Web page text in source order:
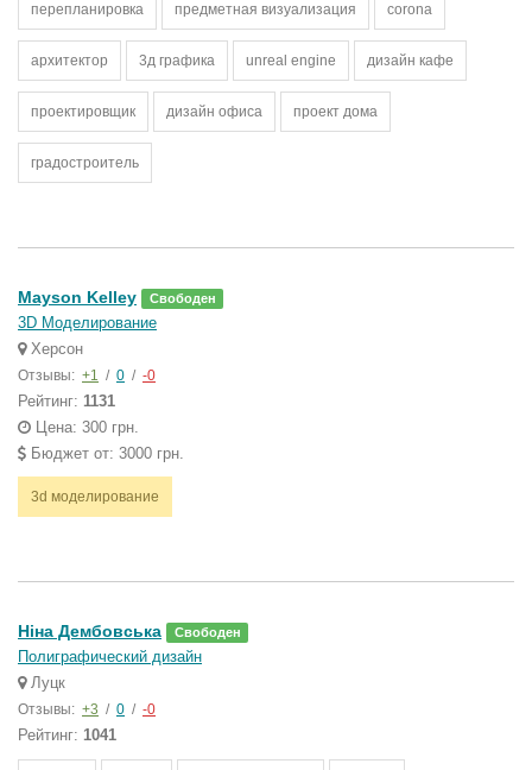
перепланировка предметная визуализация corona
архитектор 3д графика unreal engine дизайн кафе
проектировщик дизайн офиса проект дома
градостроитель
Mayson Kelley Свободен
3D Моделирование
Херсон
Отзывы: +1 / 0 / -0
Рейтинг: 1131
Цена: 300 грн.
Бюджет от: 3000 грн.
3d моделирование
Ніна Дембовська Свободен
Полиграфический дизайн
Луцк
Отзывы: +3 / 0 / -0
Рейтинг: 1041